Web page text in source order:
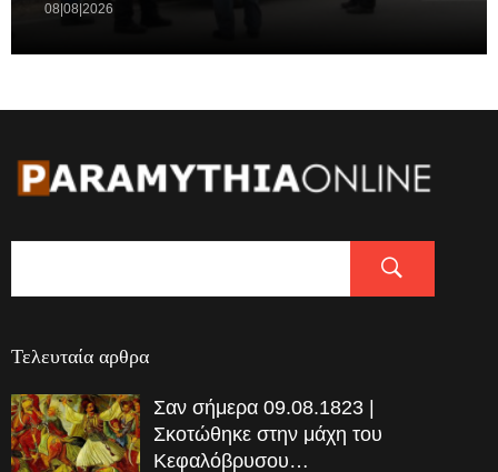
08|08|2026
Τελευταία αρθρα
Σαν σήμερα 09.08.1823 |
Σκοτώθηκε στην μάχη του
Κεφαλόβρυσου…